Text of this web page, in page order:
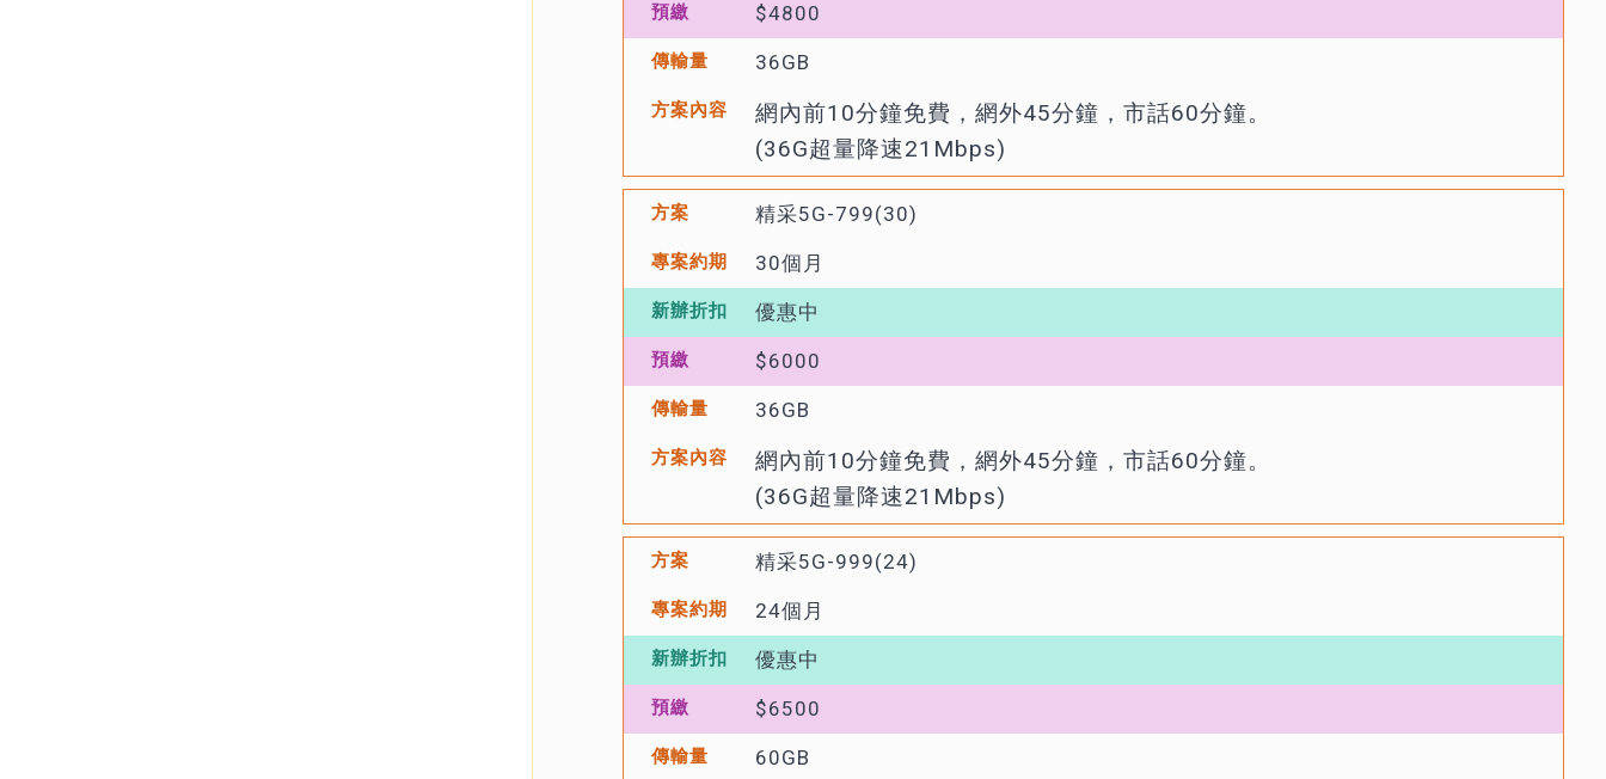
$4800
36GB
網內前10分鐘免費，網外45分鐘，市話60分鐘。
(36G超量降速21Mbps)
精采5G-799(30)
30個月
優惠中
$6000
36GB
網內前10分鐘免費，網外45分鐘，市話60分鐘。
(36G超量降速21Mbps)
精采5G-999(24)
24個月
優惠中
$6500
60GB